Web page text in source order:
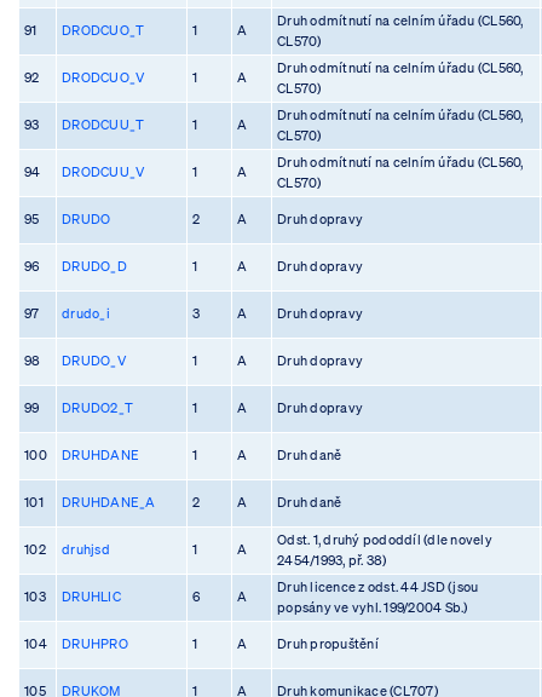
91 DRODCUO_T 1 A
Druh odmítnutí na celním úřadu (CL560,
CL570)
92 DRODCUO_V 1 A
Druh odmítnutí na celním úřadu (CL560,
CL570)
93 DRODCUU_T 1 A
Druh odmítnutí na celním úřadu (CL560,
CL570)
94 DRODCUU_V 1 A
Druh odmítnutí na celním úřadu (CL560,
CL570)
95 DRUDO 2 A Druh dopravy
96 DRUDO_D 1 A Druh dopravy
97 drudo_i 3 A Druh dopravy
98 DRUDO_V 1 A Druh dopravy
99 DRUDO2_T 1 A Druh dopravy
100 DRUHDANE 1 A Druh daně
101 DRUHDANE_A 2 A Druh daně
102 druhjsd 1 A
Odst. 1, druhý pododdíl (dle novely
2454/1993, př. 38)
103 DRUHLIC 6 A
Druh licence z odst. 44 JSD (jsou
popsány ve vyhl. 199/2004 Sb.)
104 DRUHPRO 1 A Druh propuštění
105 DRUKOM 1 A Druh komunikace (CL707)